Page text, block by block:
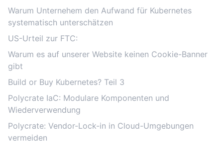
Warum Unternehem den Aufwand für Kubernetes
systematisch unterschätzen
US-Urteil zur FTC:
Warum es auf unserer Website keinen Cookie-Banner
gibt
Build or Buy Kubernetes? Teil 3
Polycrate IaC: Modulare Komponenten und
Wiederverwendung
Polycrate: Vendor-Lock-in in Cloud-Umgebungen
vermeiden